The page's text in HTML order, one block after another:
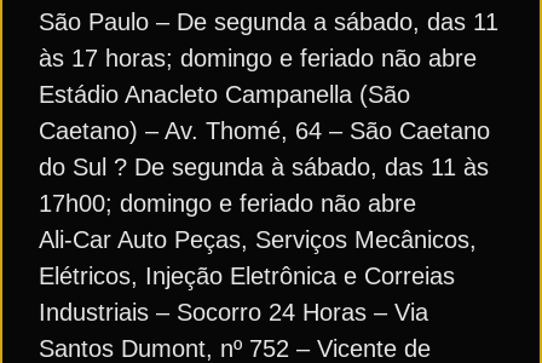
São Paulo – De segunda a sábado, das 11
às 17 horas; domingo e feriado não abre
Estádio Anacleto Campanella (São
Caetano) – Av. Thomé, 64 – São Caetano
do Sul ? De segunda à sábado, das 11 às
17h00; domingo e feriado não abre
Ali-Car Auto Peças, Serviços Mecânicos,
Elétricos, Injeção Eletrônica e Correias
Industriais – Socorro 24 Horas – Via
Santos Dumont, nº 752 – Vicente de